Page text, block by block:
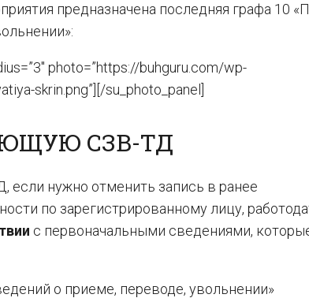
предназначена последняя графа 10
photo=”https://buhguru.com/wp-
skrin.png”][/su_photo_panel]
СЗВ-ТД
если нужно отменить запись в ранее
по зарегистрированному лицу,
с первоначальными сведениями,
о приеме, переводе, увольнении»